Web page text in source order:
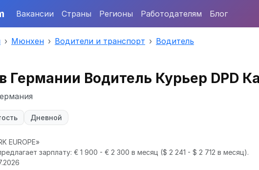
Вакансии Страны Регионы Работодателям Блог
Мюнхен Водители и транспорт Водитель
Германии Водитель Курьер DPD
Дневной
EUROPE»
зарплату: € 1 900 - € 2 300 в месяц ($ 2 241 - $ 2 712 в месяц).